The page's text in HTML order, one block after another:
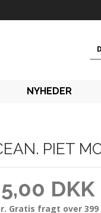
NYHEDER
PIET
DKK
Gratis fragt over 399